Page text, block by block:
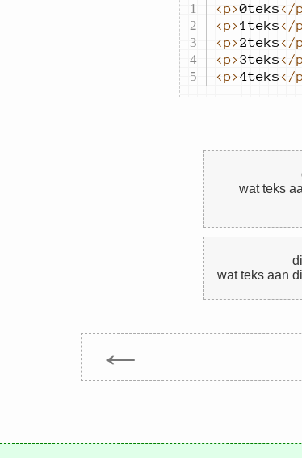
<p>0teks </
<p>1teks </
<p>2teks </
<p>3teks </
<p>4teks </
wat teks
wat teks aan
←